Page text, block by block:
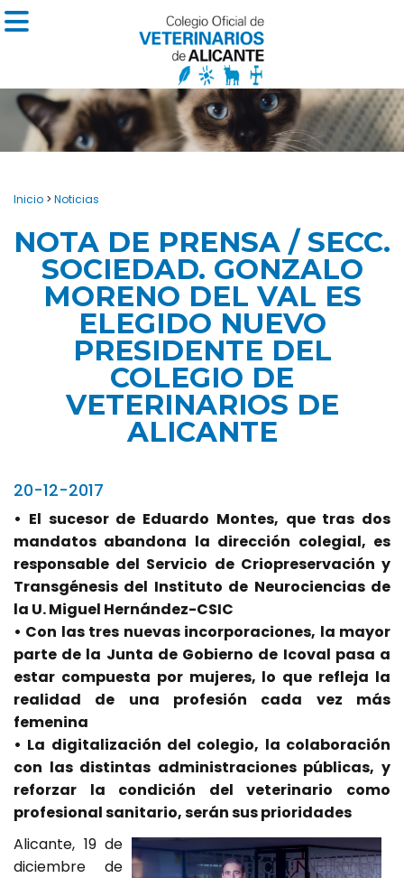
Inicio > Noticias
NOTA DE PRENSA / SECC.
SOCIEDAD. GONZALO
MORENO DEL VAL ES
ELEGIDO NUEVO
PRESIDENTE DEL
COLEGIO DE
VETERINARIOS DE
ALICANTE
20-12-2017
• El sucesor de Eduardo Montes, que tras dos
mandatos abandona la dirección colegial, es
responsable del Servicio de Criopreservación y
Transgénesis del Instituto de Neurociencias de
la U. Miguel Hernández-CSIC
• Con las tres nuevas incorporaciones, la mayor
parte de la Junta de Gobierno de Icoval pasa a
estar compuesta por mujeres, lo que refleja la
realidad de una profesión cada vez más
femenina
• La digitalización del colegio, la colaboración
con las distintas administraciones públicas, y
reforzar la condición del veterinario como
profesional sanitario, serán sus prioridades
Alicante, 19 de
diciembre de